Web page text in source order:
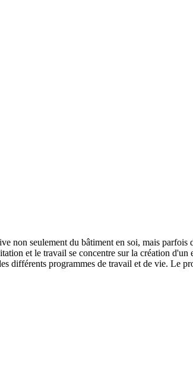
non seulement du bâtiment en soi, mais
et le travail se concentre sur la création
différents programmes de travail et de vie. Le